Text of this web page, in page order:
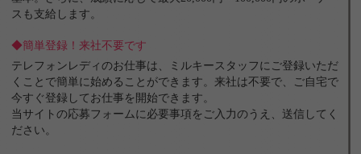
スも支給します。
◆簡単登録！来社不要です
テレフォンレディのお仕事は、ミルキースタッフにご登録いただ
くことで簡単に始めることができます。来社は不要で、ご自宅で
今すぐ登録してお仕事を開始できます。
当サイトの応募フォームに必要事項をご入力のうえ、送信してく
ださい。